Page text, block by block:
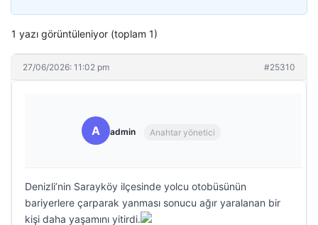
1 yazı görüntüleniyor (toplam 1)
27/06/2026: 11:02 pm #25310
A admin Anahtar yönetici
Denizli’nin Sarayköy ilçesinde yolcu otobüsünün
bariyerlere çarparak yanması sonucu ağır yaralanan bir
kişi daha yaşamını yitirdi.